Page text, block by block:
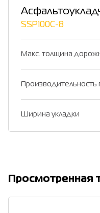
SSP100C-8
Макс. толщина
Производительность
Ширина укладки
Просмотренная